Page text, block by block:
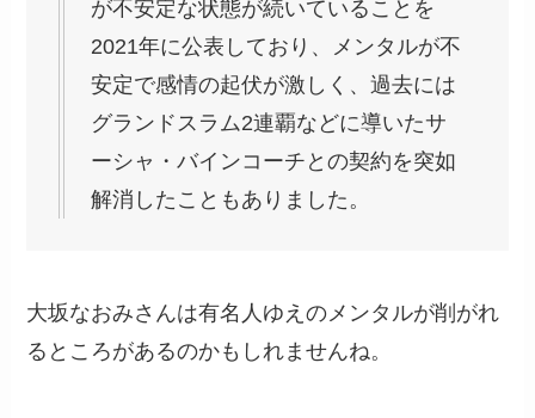
が不安定な状態が続いていることを
2021年に公表しており、メンタルが不
安定で感情の起伏が激しく、過去には
グランドスラム2連覇などに導いたサ
ーシャ・バインコーチとの契約を突如
解消したこともありました。
大坂なおみさんは有名人ゆえのメンタルが削がれ
るところがあるのかもしれませんね。